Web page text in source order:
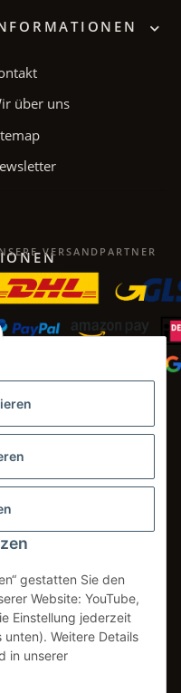
gestatten Sie den
Website: YouTube,
Einstellung jederzeit
Weitere Details
in unserer
über uns
VERSANDPARTNER
USt., zzgl.
Versand
Lieferzeiten für andere